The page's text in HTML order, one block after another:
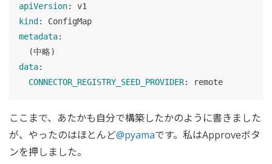
apiVersion:
v1
kind :
ConfigMap
metadata:
(中略)
data:
CONNECTOR_REGISTRY_SEED_PROVIDER: remote
ここまで、あたかも自分で構築したかのように書きました
が、やったのはほとんど@pyamaです。私はApproveボタ
ンを押しました。